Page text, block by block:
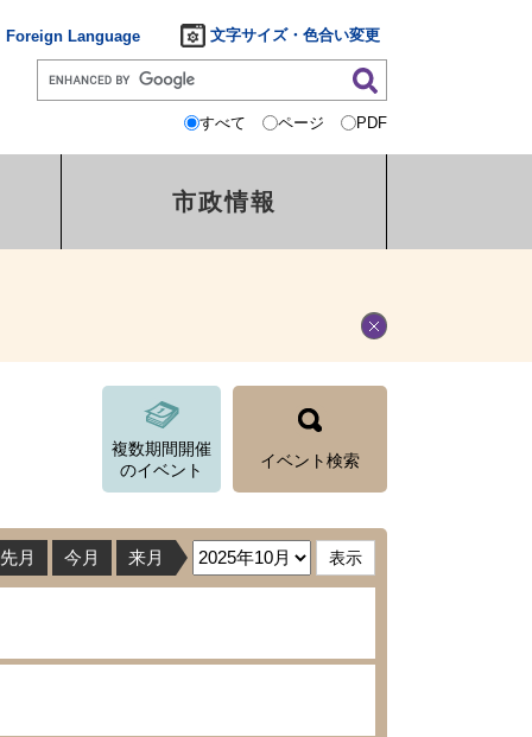
Foreign Language 文字サイズ・色合い変更
すべて ページ PDF
市政情報
複数期間開催
のイベント
イベント検索
先月 今月 来月